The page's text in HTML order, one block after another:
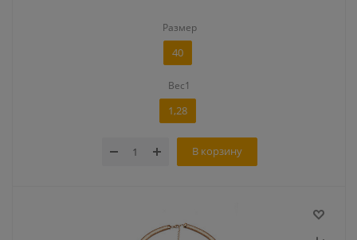
Размер
40
Вес1
1,28
В корзину